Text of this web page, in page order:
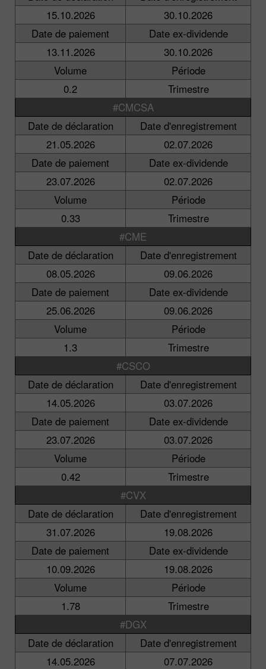
15.10.2026
30.10.2026
Date de paiement
Date ex-dividende
13.11.2026
30.10.2026
Volume
Période
0.2
Trimestre
#CMCSA
Date de déclaration
Date d'enregistrement
21.05.2026
02.07.2026
Date de paiement
Date ex-dividende
23.07.2026
02.07.2026
Volume
Période
0.33
Trimestre
#CME
Date de déclaration
Date d'enregistrement
08.05.2026
09.06.2026
Date de paiement
Date ex-dividende
25.06.2026
09.06.2026
Volume
Période
1.3
Trimestre
#CSCO
Date de déclaration
Date d'enregistrement
14.05.2026
03.07.2026
Date de paiement
Date ex-dividende
23.07.2026
03.07.2026
Volume
Période
0.42
Trimestre
#CVX
Date de déclaration
Date d'enregistrement
31.07.2026
19.08.2026
Date de paiement
Date ex-dividende
10.09.2026
19.08.2026
Volume
Période
1.78
Trimestre
#DGX
Date de déclaration
Date d'enregistrement
14.05.2026
07.07.2026